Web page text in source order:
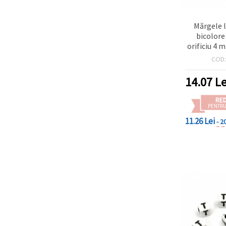
Mărgele
bicolore
orificiu 4
20 g
COD:
14.07
11.26 Lei-